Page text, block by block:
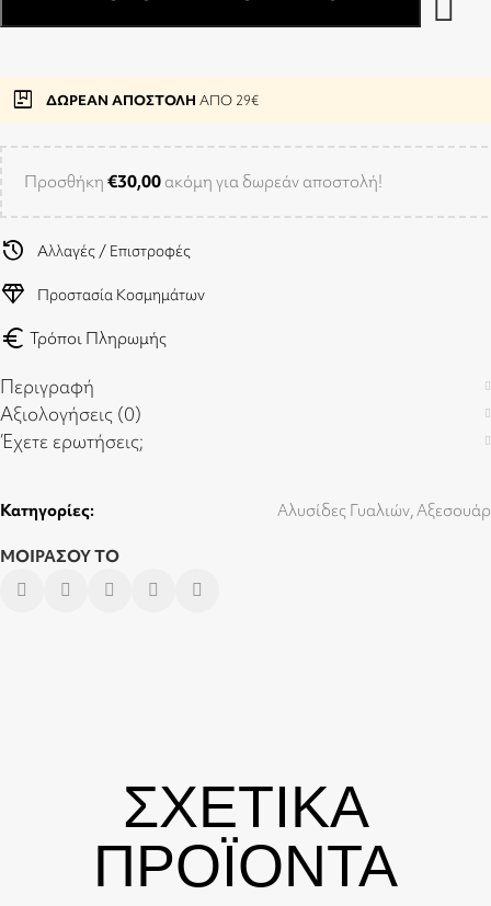
package ΔΩΡΕΑΝ ΑΠΟΣΤΟΛΗ ΑΠΟ 29€
Προσθήκη €30,00 ακόμη για δωρεάν αποστολή!
history Αλλαγές / Επιστροφές
diamond Προστασία Κοσμημάτων
euro Τρόποι Πληρωμής
Περιγραφή
Αξιολογήσεις (0)
Έχετε ερωτήσεις;
Κατηγορίες: Αλυσίδες Γυαλιών,Αξεσουάρ
ΜΟΙΡΑΣΟΥ ΤΟ
ΣΧΕΤΙΚΑ
ΠΡΟΪΟΝΤΑ